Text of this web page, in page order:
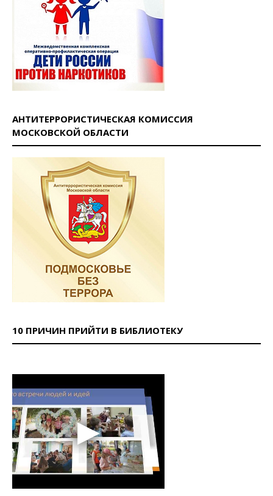
АНТИТЕРРОРИСТИЧЕСКАЯ КОМИССИЯ
МОСКОВСКОЙ ОБЛАСТИ
10 ПРИЧИН ПРИЙТИ В БИБЛИОТЕКУ